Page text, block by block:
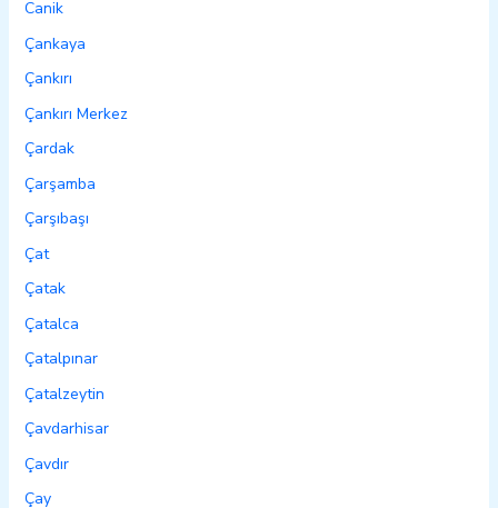
Canik
Çankaya
Çankırı
Çankırı Merkez
Çardak
Çarşamba
Çarşıbaşı
Çat
Çatak
Çatalca
Çatalpınar
Çatalzeytin
Çavdarhisar
Çavdır
Çay